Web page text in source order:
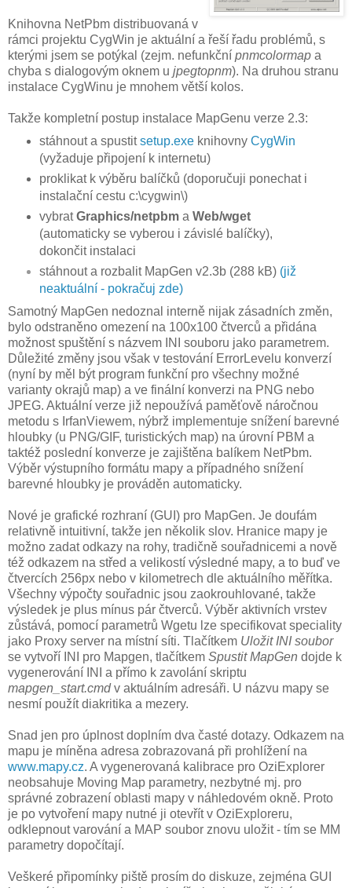
Knihovna NetPbm distribuovaná v
rámci projektu CygWin je aktuální a řeší řadu problémů, s
kterými jsem se potýkal (zejm. nefunkční pnmcolormap a
chyba s dialogovým oknem u jpegtopnm). Na druhou stranu
instalace CygWinu je mnohem větší kolos.
Takže kompletní postup instalace MapGenu verze 2.3:
stáhnout a spustitsetup.exeknihovny CygWin
(vyžaduje připojení k internetu)
proklikat k výběru balíčků (doporučuji ponechat i
instalační cestu c:\cygwin\)
vybratGraphics/netpbma Web/wget
(automaticky se vyberou i závislé balíčky),
dokončit instalaci
stáhnout a rozbalit MapGen v2.3b(288 kB) (již
neaktuální - pokračuj zde)
Samotný MapGen nedoznal interně nijak zásadních změn,
bylo odstraněno omezení na 100x100 čtverců a přidána
možnost spuštění s názvem INI souboru jako parametrem.
Důležité změny jsou však v testování ErrorLevelu konverzí
(nyní by měl být program funkční pro všechny možné
varianty okrajů map) a ve finální konverzi na PNG nebo
JPEG. Aktuální verze již nepoužívá paměťově náročnou
metodu s IrfanViewem, nýbrž implementuje snížení barevné
hloubky (u PNG/GIF, turistických map) na úrovní PBM a
taktéž poslední konverze je zajištěna balíkem NetPbm.
Výběr výstupního formátu mapy a případného snížení
barevné hloubky je prováděn automaticky.
Nové je grafické rozhraní (GUI) pro MapGen. Je doufám
relativně intuitivní, takže jen několik slov. Hranice mapy je
možno zadat odkazy na rohy, tradičně souřadnicemi a nově
též odkazem na střed a velikostí výsledné mapy, a to buď ve
čtvercích 256px nebo v kilometrech dle aktuálního měřítka.
Všechny výpočty souřadnic jsou zaokrouhlované, takže
výsledek je plus mínus pár čtverců. Výběr aktivních vrstev
zůstává, pomocí parametrů Wgetu lze specifikovat speciality
jako Proxy server na místní síti. Tlačítkem Uložit INI soubor
se vytvoří INI pro Mapgen, tlačítkem Spustit MapGen dojde k
vygenerování INI a přímo k zavolání skriptu
mapgen_start.cmdv aktuálním adresáři. U názvu mapy se
nesmí použít diakritika a mezery.
Snad jen pro úplnost doplním dva časté dotazy. Odkazem na
mapu je míněna adresa zobrazovaná při prohlížení na
www.mapy.cz. A vygenerovaná kalibrace pro OziExplorer
neobsahuje Moving Map parametry, nezbytné mj. pro
správné zobrazení oblasti mapy v náhledovém okně. Proto
je po vytvoření mapy nutné ji otevřít v OziExploreru,
odklepnout varování a MAP soubor znovu uložit - tím se MM
parametry dopočítají.
Veškeré připomínky piště prosím do diskuze, zejména GUI